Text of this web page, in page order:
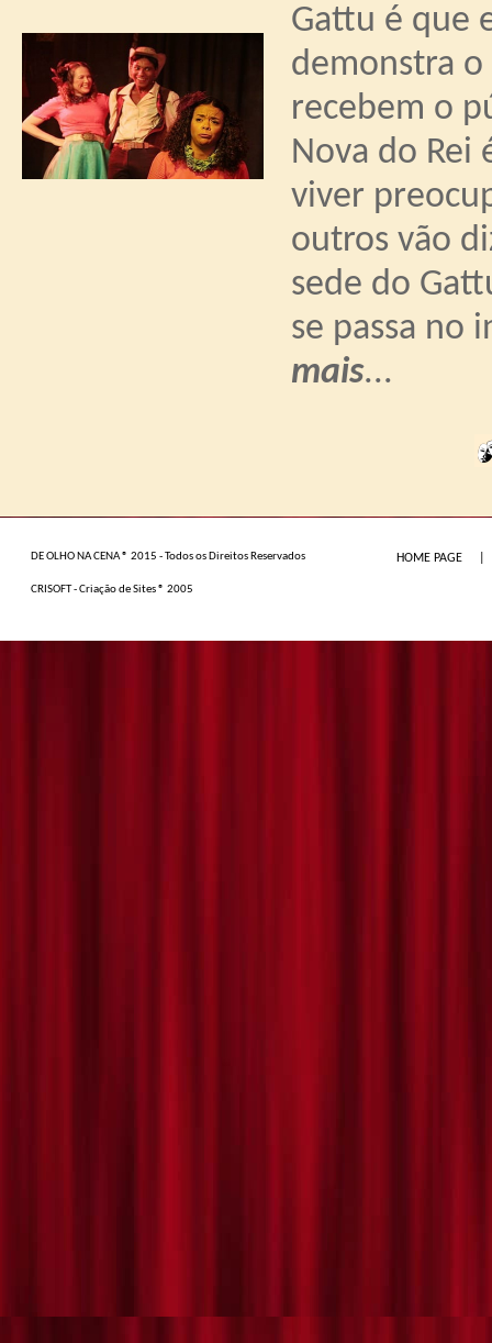
Gattu é que
demonstra o
recebem o
Nova do Rei
viver
outros vão
sede do
se passa no
mais...
DE OLHO NA CENA ® 2015 - Todos os Direitos Reservados
CRISOFT - Criação de Sites ® 2005
HOME PAGE